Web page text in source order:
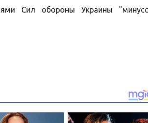
Сил обороны Украины